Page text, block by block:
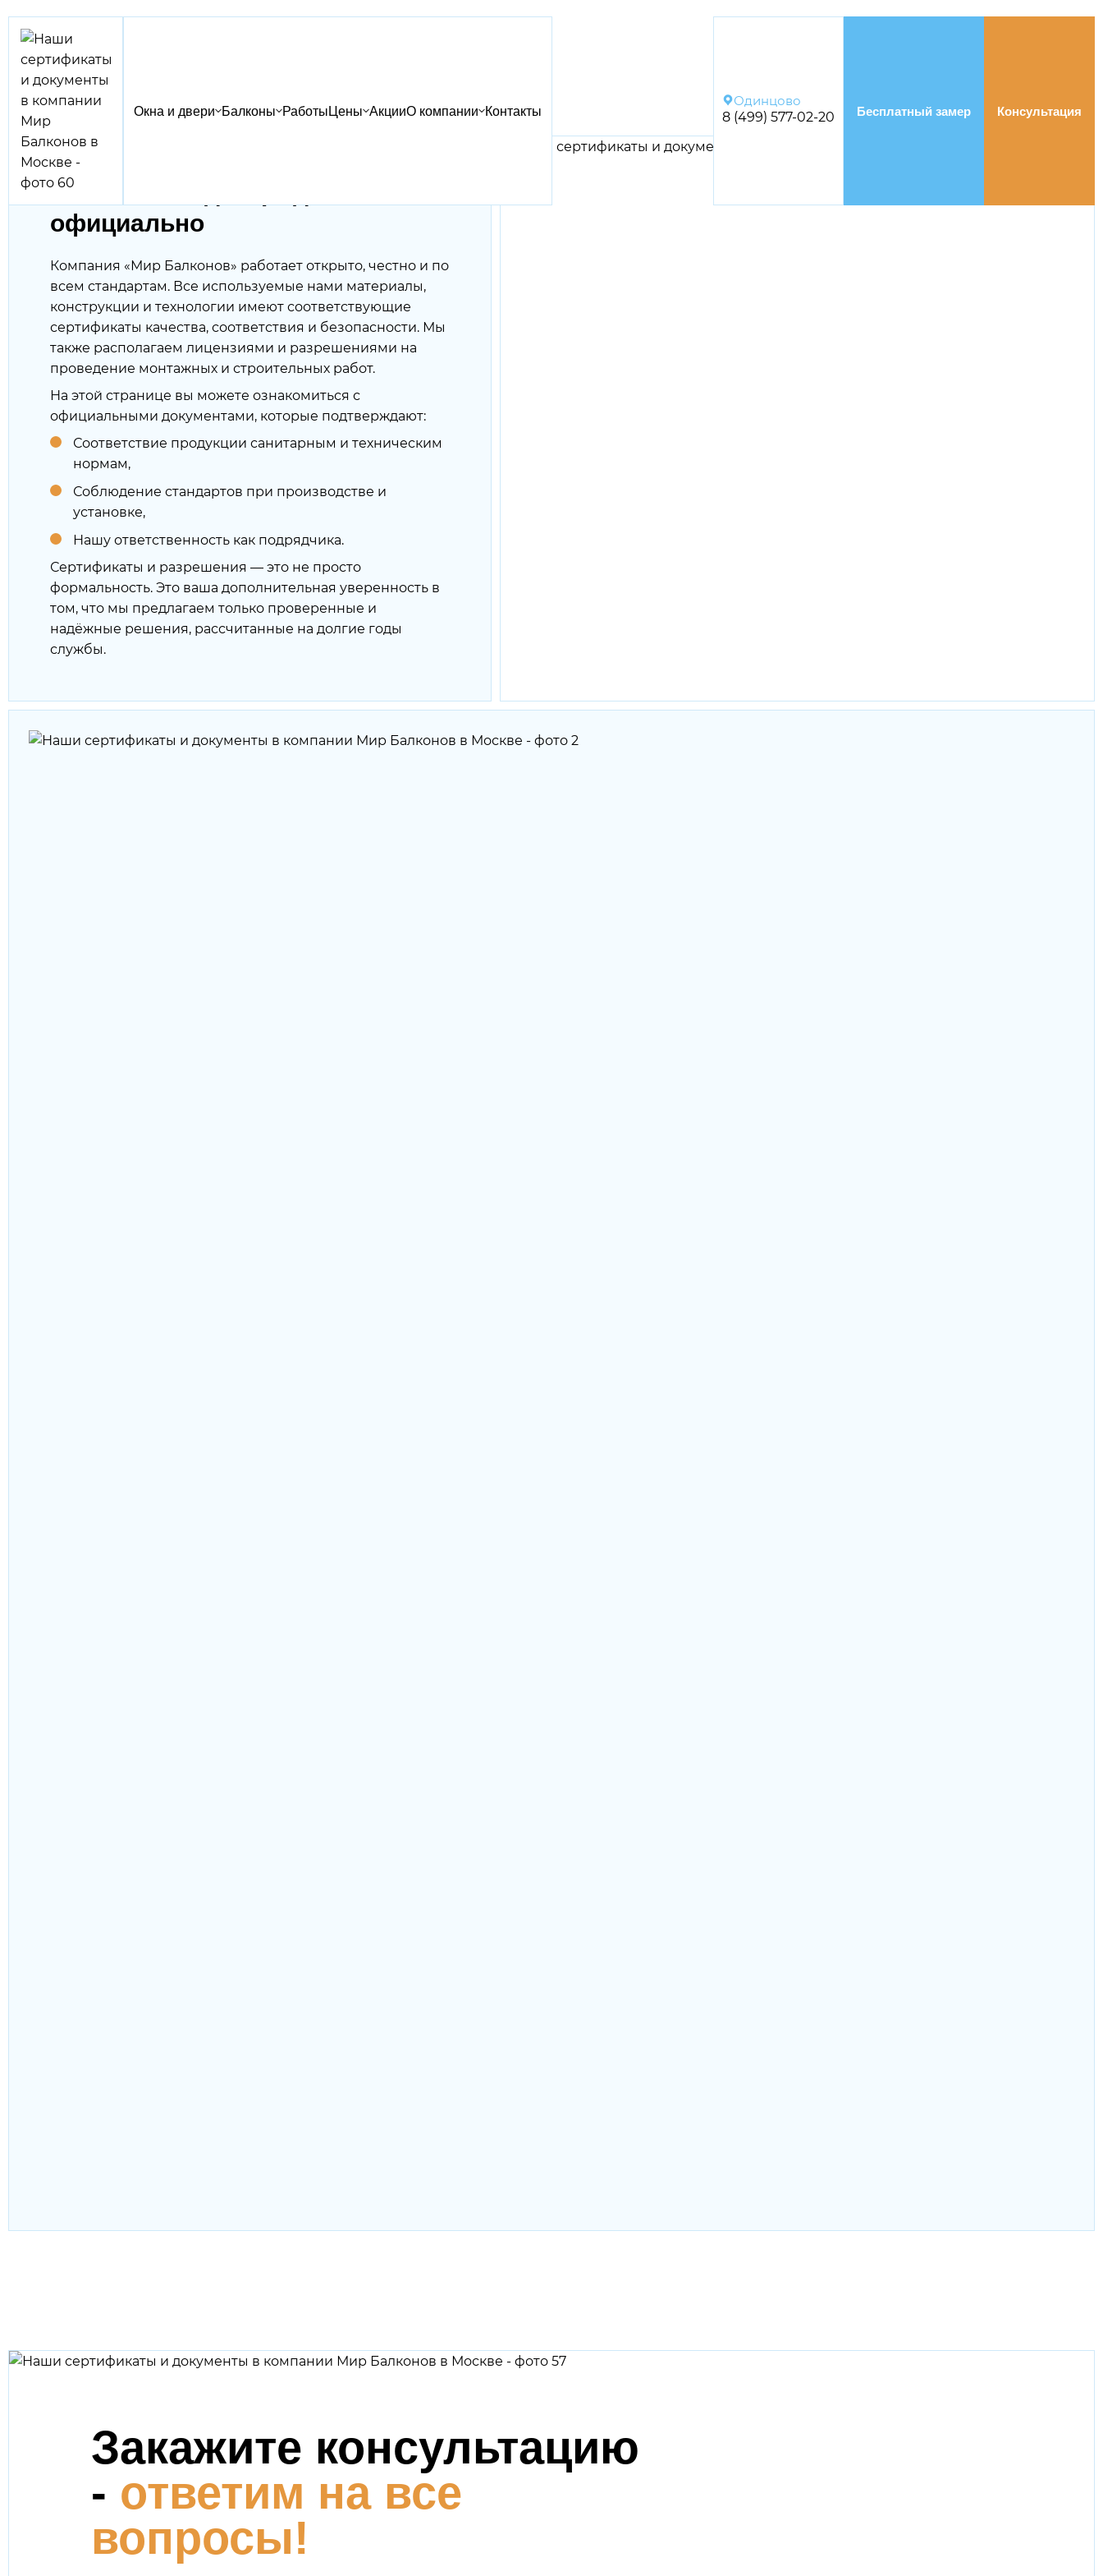
Окна и двери Балконы Работы Цены АкцииО компании Контакты
Одинцово
8 (499) 577-02-20
Бесплатный замер Консультация
Главная
Качество, подтверждённое
официально
Компания «Мир Балконов» работает открыто, честно и по
всем стандартам. Все используемые нами материалы,
конструкции и технологии имеют соответствующие
сертификаты качества, соответствия и безопасности. Мы
также располагаем лицензиями и разрешениями на
проведение монтажных и строительных работ.
На этой странице вы можете ознакомиться с
официальными документами, которые подтверждают:
Соответствие продукции санитарным и техническим
нормам,
Соблюдение стандартов при производстве и
установке,
Нашу ответственность как подрядчика.
Сертификаты и разрешения — это не просто
формальность. Это ваша дополнительная уверенность в
том, что мы предлагаем только проверенные и
надёжные решения, рассчитанные на долгие годы
службы.
Закажите консультацию
- ответим на все
вопросы!